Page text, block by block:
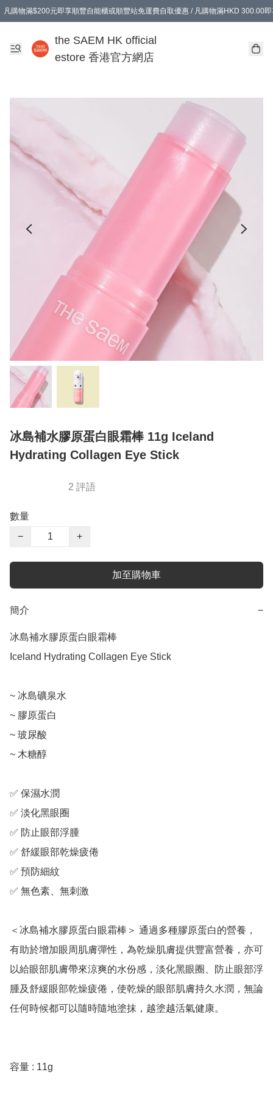
凡購物滿$200元即享順豐自能櫃或順豐站免運費自取優惠 / 凡購物滿HKD 300.00
the SAEM HK official
estore 香港官方網店
冰島補水膠原蛋白眼霜棒 11g Iceland
Hydrating Collagen Eye Stick
2 評語
數量
−
+
加至購物車
簡介 −
冰島補水膠原蛋白眼霜棒
Iceland Hydrating Collagen Eye Stick
~ 冰島礦泉水
~ 膠原蛋白
~ 玻尿酸
~ 木糖醇
✅ 保濕水潤
✅ 淡化黑眼圈
✅ 防止眼部浮腫
✅ 舒緩眼部乾燥疲倦
✅ 預防細紋
✅ 無色素、無刺激
＜冰島補水膠原蛋白眼霜棒＞ 通過多種膠原蛋白的營養，
有助於增加眼周肌膚彈性，為乾燥肌膚提供豐富營養，亦可
以給眼部肌膚帶來涼爽的水份感，淡化黑眼圈、防止眼部浮
腫及舒緩眼部乾燥疲倦，使乾燥的眼部肌膚持久水潤，無論
任何時候都可以隨時隨地塗抹，越塗越活氣健康。
容量 : 11g